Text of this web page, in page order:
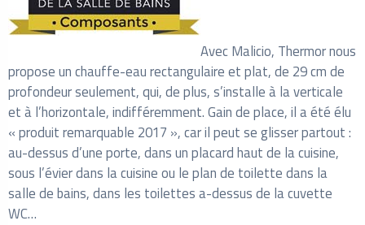
Avec Malicio, Thermor nous
propose un chauffe-eau rectangulaire et plat, de 29 cm de
profondeur seulement, qui, de plus, s’installe à la verticale
et à l’horizontale, indifféremment. Gain de place, il a été élu
« produit remarquable 2017 », car il peut se glisser partout :
au-dessus d’une porte, dans un placard haut de la cuisine,
sous l’évier dans la cuisine ou le plan de toilette dans la
salle de bains, dans les toilettes a-dessus de la cuvette
WC…